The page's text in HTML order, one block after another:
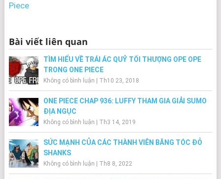
Piece
Bài viết liên quan
TÌM HIỂU VỀ TRÁI ÁC QUỶ TỐI THƯỢNG OPE OPE
TRONG ONE PIECE
Không có bình luận | Th10 23, 2018
ONE PIECE CHAP 936: LUFFY THAM GIA GIẢI SUMO
ĐỊA NGỤC
Không có bình luận | Th3 14, 2019
SỨC MẠNH CỦA CÁC THÀNH VIÊN BĂNG TÓC ĐỎ
SHANKS
Không có bình luận | Th8 8, 2022